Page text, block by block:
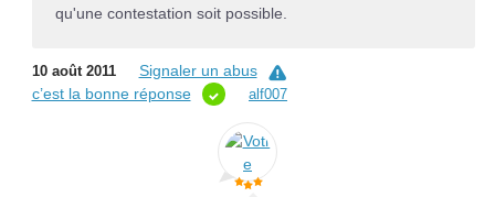
qu'une contestation soit possible.
10 août 2011
Signaler un abus
c’est la bonne réponse
alf007